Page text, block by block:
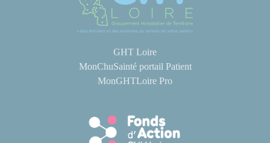
GHT Loire
MonChuSainté portail Patient
MonGHTLoire Pro